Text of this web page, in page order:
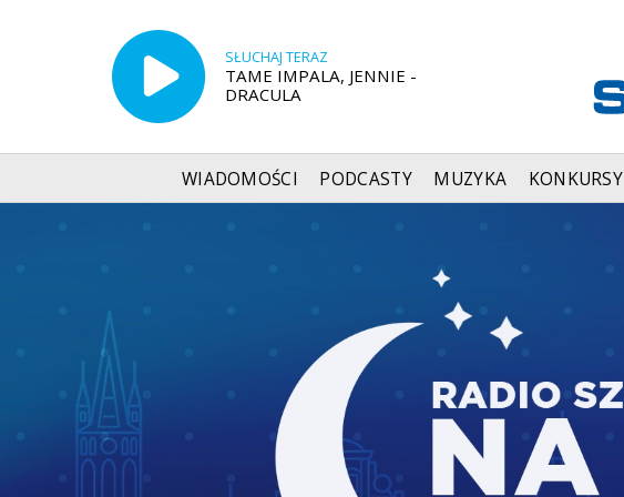
SŁUCHAJ TERAZ
TAME IMPALA, JENNIE -
DRACULA
WIADOMOŚCI PODCASTY MUZYKA KONKURSY